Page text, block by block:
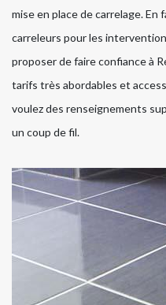
mise en place de carrelage.
carreleurs pour les
proposer de faire confiance à
tarifs très abordables et
voulez des renseignements
un coup de fil.